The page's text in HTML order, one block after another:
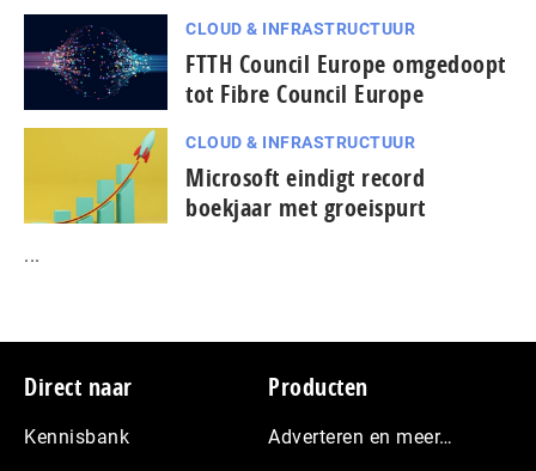
CLOUD & INFRASTRUCTUUR
FTTH Council Europe omgedoopt
tot Fibre Council Europe
CLOUD & INFRASTRUCTUUR
Microsoft eindigt record
boekjaar met groeispurt
...
Footer
Direct naar
Kennisbank
Producten
Adverteren en meer…